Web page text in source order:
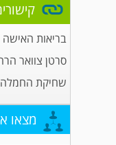
בריאות האישה
סרטן צוואר
שחיקת החמלה
מצאו